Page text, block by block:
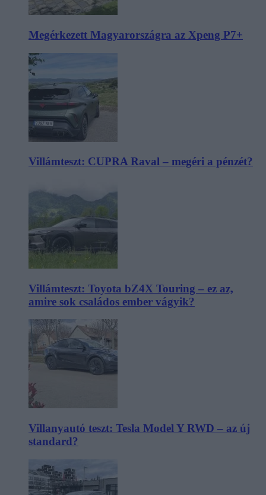
Megérkezett Magyarországra az Xpeng P7+
Villámteszt: CUPRA Raval – megéri a pénzét?
Villámteszt: Toyota bZ4X Touring – ez az,
amire sok családos ember vágyik?
Villanyautó teszt: Tesla Model Y RWD – az új
standard?